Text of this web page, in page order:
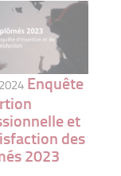
Enquête
et
des
2023